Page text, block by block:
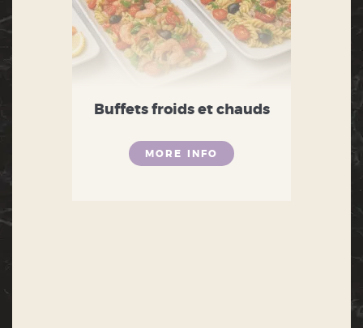
Buffets froids et chauds
MORE INFO